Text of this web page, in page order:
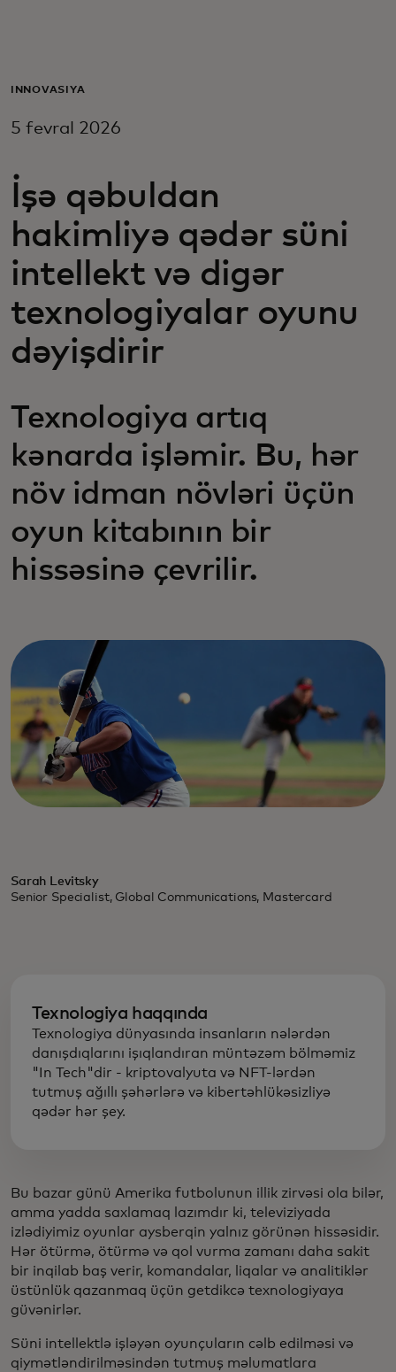
Biznes üçün
Yenilikçilər üçün
Xəbərlər və trendlər
İNNOVASIYA
5 fevral 2026
İşə qəbuldan
hakimliyə qədər süni
intellekt və digər
texnologiyalar oyunu
dəyişdirir
Texnologiya artıq
kənarda işləmir. Bu, hər
növ idman növləri üçün
oyun kitabının bir
hissəsinə çevrilir.
Sarah Levitsky
Senior Specialist, Global Communications, Mastercard
Texnologiya haqqında
Texnologiya dünyasında insanların nələrdən
danışdıqlarını işıqlandıran müntəzəm bölməmiz
"In Tech"dir - kriptovalyuta və NFT-lərdən
tutmuş ağıllı şəhərlərə və kibertəhlükəsizliyə
qədər hər şey.
Bu bazar günü Amerika futbolunun illik zirvəsi ola bilər,
amma yadda saxlamaq lazımdır ki, televiziyada
izlədiyimiz oyunlar aysberqin yalnız görünən hissəsidir.
Hər ötürmə, ötürmə və qol vurma zamanı daha sakit
bir inqilab baş verir, komandalar, liqalar və analitiklər
üstünlük qazanmaq üçün getdikcə texnologiyaya
güvənirlər.
Süni intellektlə işləyən oyunçuların cəlb edilməsi və
qiymətləndirilməsindən tutmuş məlumatlara